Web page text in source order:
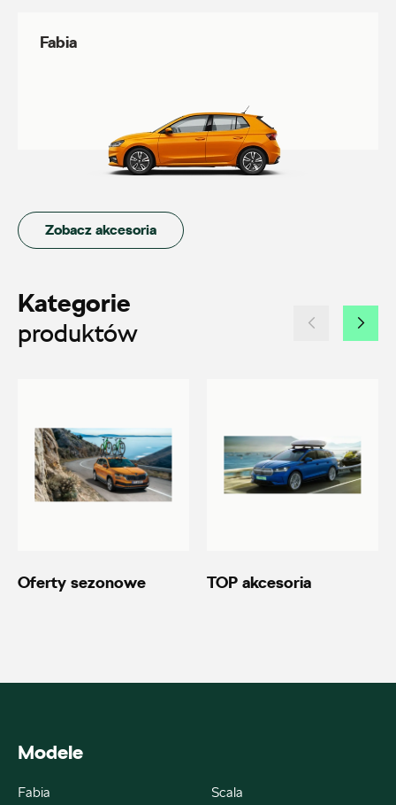
Fabia
Zobacz akcesoria
Kategorie
produktów
Oferty sezonowe TOP akcesoria
ul. Siemiradzkiego 23, Piła
ul. Wiśniowieckiego 123, Nowy Sącz
+48 184 444 111
20690.magazyn@partner.skoda.pl
Autoremo
zamowienia@autoremo.pl
Modele
Fabia Scala